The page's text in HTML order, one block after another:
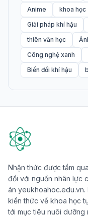
Anime
khoa học
Giải pháp khí hậu
thiên văn học
Công nghệ xanh
Biến đổi khí hậu
Nhận thức được tầm
đối với nguồn nhân lực
án
kiến thức về khoa học
tới mục tiêu nuôi dưỡng